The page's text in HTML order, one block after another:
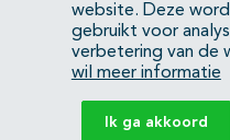
YouTubeLinkedIn
KvK Federatie Medisch
website. Deze
gebruikt voor
verbetering van de
wil meer informatie
Ik ga akkoord